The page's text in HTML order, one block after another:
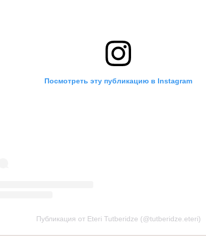
Посмотреть эту публикацию в Instagram
Публикация от Eteri Tutberidze (@tutberidze.eteri)